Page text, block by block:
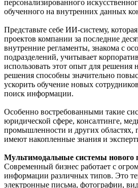
персонализированного
обученного на внутренних данных
Представьте себе ИИ-систему,
проектов компании за последние
внутренние регламенты, знакома с
подразделений, учитывает
использовать этот опыт для
решения способны значительно
ускорить обучение новых
поиск информации.
Особенно востребованными такие
юридической сфере, консалтинге,
промышленности и других областях,
имеют накопленные знания и
Мультимодальные системы нового
Современный бизнес работает с
информации различных типов. Это
электронные письма, фотографии,